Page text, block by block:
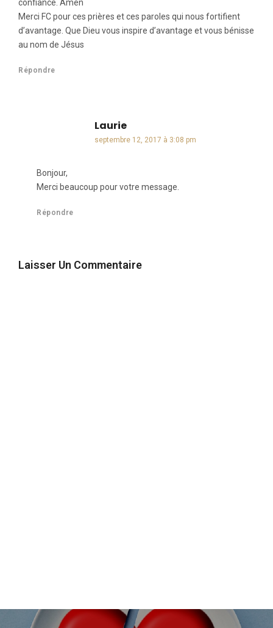
confiance. Amen
Merci FC pour ces prières et ces paroles qui nous fortifient
d’avantage. Que Dieu vous inspire d’avantage et vous bénisse
au nom de Jésus
Répondre
Lauriedit :
septembre 12, 2017 à 3:08 pm
Bonjour,
Merci beaucoup pour votre message.
Répondre
Laisser Un Commentaire
Navigation